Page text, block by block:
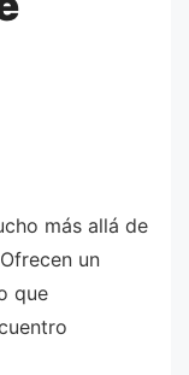
más allá de
un
que